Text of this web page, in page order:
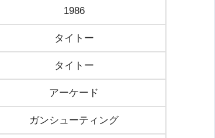
1986
タイトー
タイトー
アーケード
ガンシューティング
SG1000・人気記事
SG-1000版『セガフリッパー』家
庭用ピンボールの先駆け